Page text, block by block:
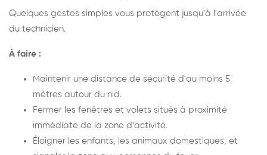
Quelques gestes simples vous protègent jusqu'à l'arrivée
du technicien.
À faire :
Maintenir une distance de sécurité d'au moins 5
mètres autour du nid.
Fermer les fenêtres et volets situés à proximité
immédiate de la zone d'activité.
Éloigner les enfants, les animaux domestiques, et